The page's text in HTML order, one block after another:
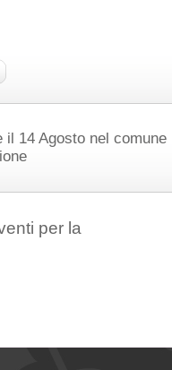
14 Agosto nel comune
per la